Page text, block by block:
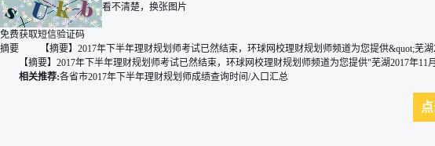
看不清楚，换张图片
免费获取短信验证码
摘要 【摘要】2017年下半年理财规划师考试已然结束，环球网校理财规划师频道为您提供&quot;芜
【摘要】2017年下半年理财规划师考试已然结束，环球网校理财规划师频道为您提供"芜湖2017年11
相关推荐:各省市2017年下半年理财规划师成绩查询时间/入口汇总